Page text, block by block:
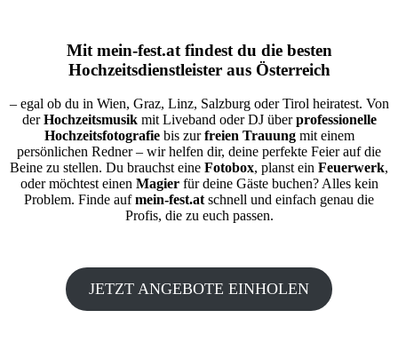
Mit mein-fest.atfindest du die besten
Hochzeitsdienstleister aus Österreich
– egal ob du in Wien, Graz, Linz, Salzburg oder Tirol heiratest. Von
derHochzeitsmusikmit Liveband oder DJ überprofessionelle
Hochzeitsfotografiebis zurfreien Trauungmit einem
persönlichen Redner – wir helfen dir, deine perfekte Feier auf die
Beine zu stellen. Du brauchst eine Fotobox, planst ein Feuerwerk,
oder möchtest einen Magierfür deine Gäste buchen? Alles kein
Problem. Finde aufmein-fest.atschnell und einfach genau die
Profis, die zu euch passen.
JETZT ANGEBOTE EINHOLEN